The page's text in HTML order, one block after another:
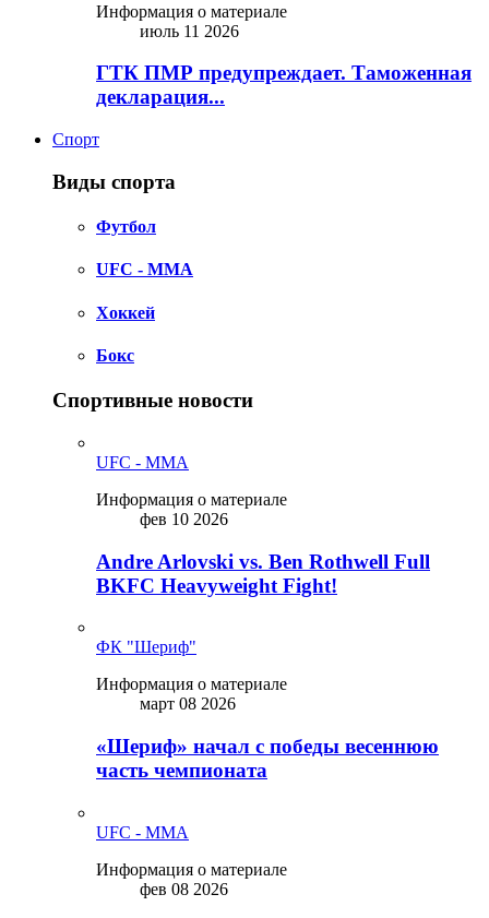
Информация о материале
июль 11 2026
ГТК ПМР предупреждает. Таможенная
декларация...
Спорт
Виды спорта
Футбол
UFC - MMA
Хоккей
Бокс
Спортивные новости
UFC - MMA
Информация о материале
фев 10 2026
Andre Arlovski vs. Ben Rothwell Full
BKFC Heavyweight Fight!
ФК "Шериф"
Информация о материале
март 08 2026
«Шериф» начал с победы весеннюю
часть чемпионата
UFC - MMA
Информация о материале
фев 08 2026